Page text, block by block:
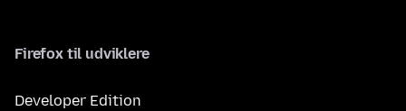
Firefox til udviklere
Developer Edition